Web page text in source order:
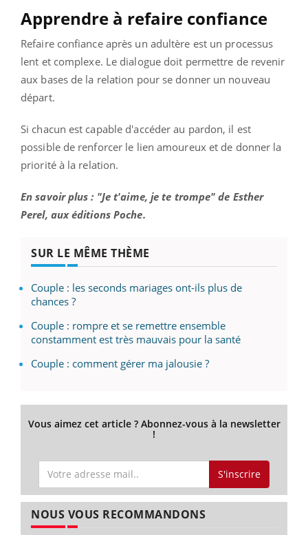
Apprendre à refaire confiance
Refaire confiance après un adultère est un processus
lent et complexe. Le dialogue doit permettre de revenir
aux bases de la relation pour se donner un nouveau
départ.
Si chacun est capable d'accéder au pardon, il est
possible de renforcer le lien amoureux et de donner la
priorité à la relation.
En savoir plus : "Je t'aime, je te trompe" de Esther
Perel, aux éditions Poche.
SUR LE MÊME THÈME
Couple : les seconds mariages ont-ils plus de
chances ?
Couple : rompre et se remettre ensemble
constamment est très mauvais pour la santé
Couple : comment gérer ma jalousie ?
Vous aimez cet article ? Abonnez-vous à la newsletter
!
S'inscrire
NOUS VOUS RECOMMANDONS